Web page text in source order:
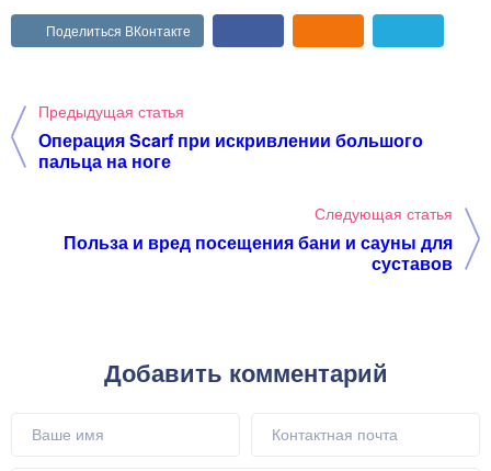
Поделиться ВКонтакте
Предыдущая статья
Операция Scarf при искривлении большого
пальца на ноге
Следующая статья
Польза и вред посещения бани и сауны для
суставов
Добавить комментарий